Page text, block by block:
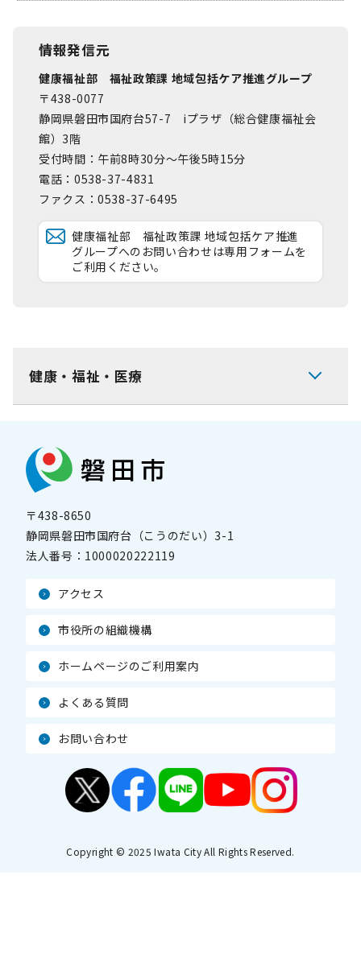
情報発信元
健康福祉部 福祉政策課 地域包括ケア推進グループ
〒438-0077
静岡県磐田市国府台57-7 iプラザ（総合健康福祉会
館）3階
受付時間：午前8時30分～午後5時15分
電話：0538-37-4831
ファクス：0538-37-6495
健康福祉部 福祉政策課 地域包括ケア推進
グループへのお問い合わせは専用フォームを
ご利用ください。
健康・福祉・医療
〒438-8650
静岡県磐田市国府台（こうのだい）3-1
法人番号： 1000020222119
アクセス
市役所の組織機構
ホームページのご利用案内
よくある質問
お問い合わせ
Copyright © 2025 Iwata City All Rights Reserved.